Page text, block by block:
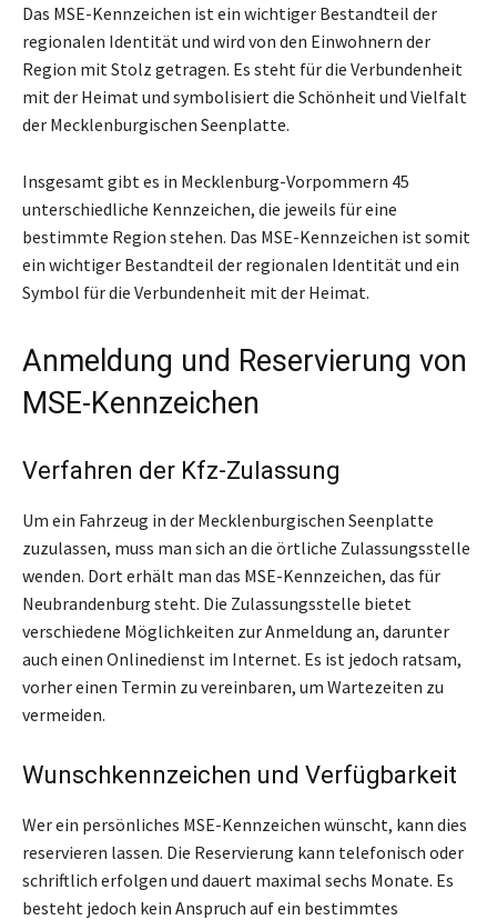
Das MSE-Kennzeichen ist ein wichtiger Bestandteil der
regionalen Identität und wird von den Einwohnern der
Region mit Stolz getragen. Es steht für die Verbundenheit
mit der Heimat und symbolisiert die Schönheit und Vielfalt
der Mecklenburgischen Seenplatte.
Insgesamt gibt es in Mecklenburg-Vorpommern 45
unterschiedliche Kennzeichen, die jeweils für eine
bestimmte Region stehen. Das MSE-Kennzeichen ist somit
ein wichtiger Bestandteil der regionalen Identität und ein
Symbol für die Verbundenheit mit der Heimat.
Anmeldung und Reservierung von
MSE-Kennzeichen
Verfahren der Kfz-Zulassung
Um ein Fahrzeug in der Mecklenburgischen Seenplatte
zuzulassen, muss man sich an die örtliche Zulassungsstelle
wenden. Dort erhält man das MSE-Kennzeichen, das für
Neubrandenburg steht. Die Zulassungsstelle bietet
verschiedene Möglichkeiten zur Anmeldung an, darunter
auch einen Onlinedienst im Internet. Es ist jedoch ratsam,
vorher einen Termin zu vereinbaren, um Wartezeiten zu
vermeiden.
Wunschkennzeichen und Verfügbarkeit
Wer ein persönliches MSE-Kennzeichen wünscht, kann dies
reservieren lassen. Die Reservierung kann telefonisch oder
schriftlich erfolgen und dauert maximal sechs Monate. Es
besteht jedoch kein Anspruch auf ein bestimmtes